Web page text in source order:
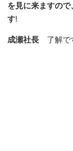
を見に来ますの
す!
成瀬社長 了解で